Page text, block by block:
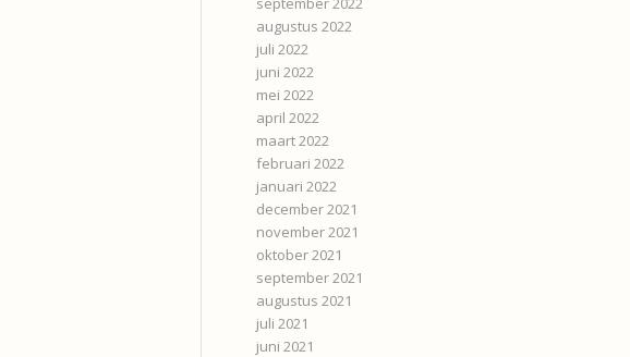
augustus 2022
juli 2022
juni 2022
mei 2022
april 2022
maart 2022
februari 2022
januari 2022
december 2021
november 2021
oktober 2021
september 2021
augustus 2021
juli 2021
juni 2021